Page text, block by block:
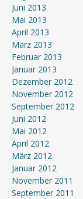
Juni 2013
Mai 2013
April 2013
März 2013
Februar 2013
Januar 2013
Dezember 2012
November 2012
September 2012
Juni 2012
Mai 2012
April 2012
März 2012
Januar 2012
November 2011
September 2011